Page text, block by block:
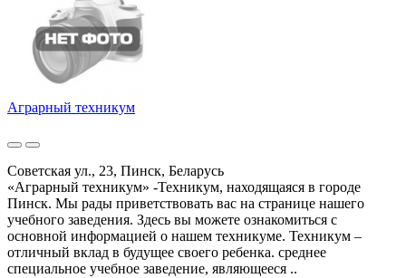
Аграрный техникум
Советская ул., 23, Пинск, Беларусь
«Аграрный техникум» -Техникум, находящаяся в городе
Пинск. Мы рады приветствовать вас на странице нашего
учебного заведения. Здесь вы можете ознакомиться с
основной информацией о нашем техникуме. Техникум –
отличный вклад в будущее своего ребенка. среднее
специальное учебное заведение, являющееся ..